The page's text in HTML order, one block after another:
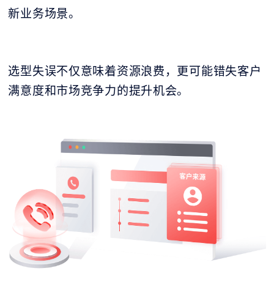
新业务场景。
选型失误不仅意味着资源浪费，更可能错失客户
满意度和市场竞争力的提升机会。